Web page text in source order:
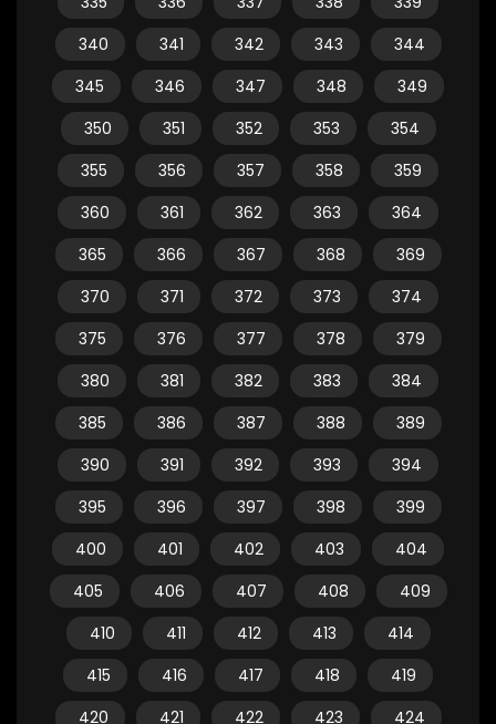
340
341 342 343
344
345
346 347 348
349
350
351 352 353
354
355
356 357 358
359
360
361 362 363
364
365
366 367 368
369
370
371 372 373
374
375
376 377 378
379
380
381 382 383
384
385
386 387 388
389
390
391 392 393
394
395
396 397 398
399
400
401 402 403
404
405
406 407 408
409
410
411 412 413
414
415
416 417 418
419
420
421 422 423 424